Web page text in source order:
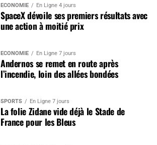
ÉCONOMIE En Ligne 4 jours
SpaceX dévoile ses premiers résultats avec
une action à moitié prix
ÉCONOMIE En Ligne 7 jours
Andernos se remet en route après
l’incendie, loin des allées bondées
SPORTS En Ligne 7 jours
La folie Zidane vide déjà le Stade de
France pour les Bleus